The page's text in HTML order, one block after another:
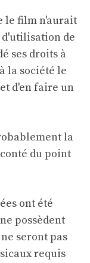
le film n'aurait
de
ses droits à
la société le
d'en faire un
la
du point
ont été
possèdent
seront pas
requis